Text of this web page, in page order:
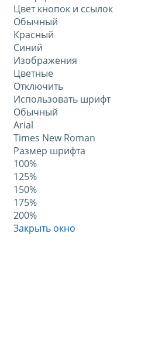
Цвет кнопок и ссылок
Обычный
Красный
Синий
Изображения
Цветные
Отключить
Использовать шрифт
Обычный
Arial
Times New Roman
Размер шрифта
100%
125%
150%
175%
200%
Закрыть окно